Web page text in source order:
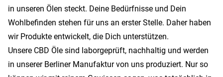
in unseren Ölen steckt. Deine Bedürfnisse und Dein
Wohlbefinden stehen für uns an erster Stelle. Daher haben
wir Produkte entwickelt, die Dich unterstützen.
Unsere CBD Öle sind laborgeprüft, nachhaltig und werden
in unserer Berliner Manufaktur von uns produziert. Nur so